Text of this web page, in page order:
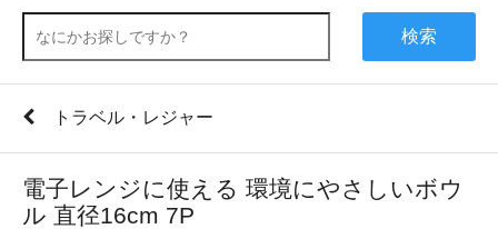
検索
トラベル・レジャー
電子レンジに使える 環境にやさしいボウ
ル 直径16cm 7P